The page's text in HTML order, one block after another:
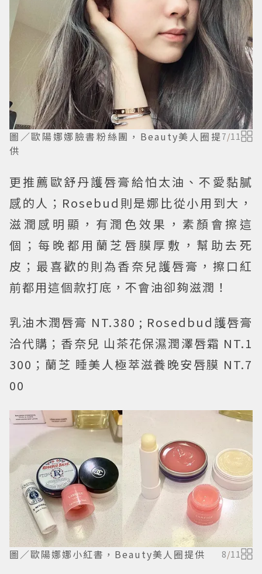
圖／歐陽娜娜臉書粉絲團，Beauty美人圈提
供
7/11
更推薦歐舒丹護唇膏給怕太油、不愛黏膩
感的人；Rosebud則是娜比從小用到大，
滋潤感明顯，有潤色效果，素顏會擦這
個；每晚都用蘭芝唇膜厚敷，幫助去死
皮；最喜歡的則為香奈兒護唇膏，擦口紅
前都用這個款打底，不會油卻夠滋潤！
乳油木潤唇膏 NT.380 ; Rosedbud護唇膏
洽代購；香奈兒 山茶花保濕潤澤唇霜 NT.1
300；蘭芝 睡美人極萃滋養晚安唇膜 NT.7
00
圖／歐陽娜娜小紅書，Beauty美人圈提供 8/11